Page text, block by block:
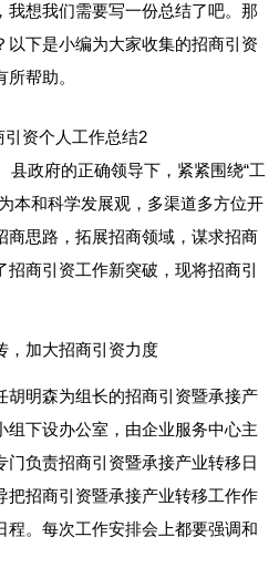
我想我们需要写一份总结了吧。那
以下是小编为大家收集的招商引资
帮助。
县政府的正确领导下，紧紧围绕“工
本和科学发展观，多渠道多方位开
商思路，拓展招商领域，谋求招商
商引资工作新突破，现将招商引
，加大招商引资力度
胡明森为组长的招商引资暨承接产
组下设办公室，由企业服务中心主
负责招商引资暨承接产业转移日
把招商引资暨承接产业转移工作作
程。每次工作安排会上都要强调和
引资个人工作总结2